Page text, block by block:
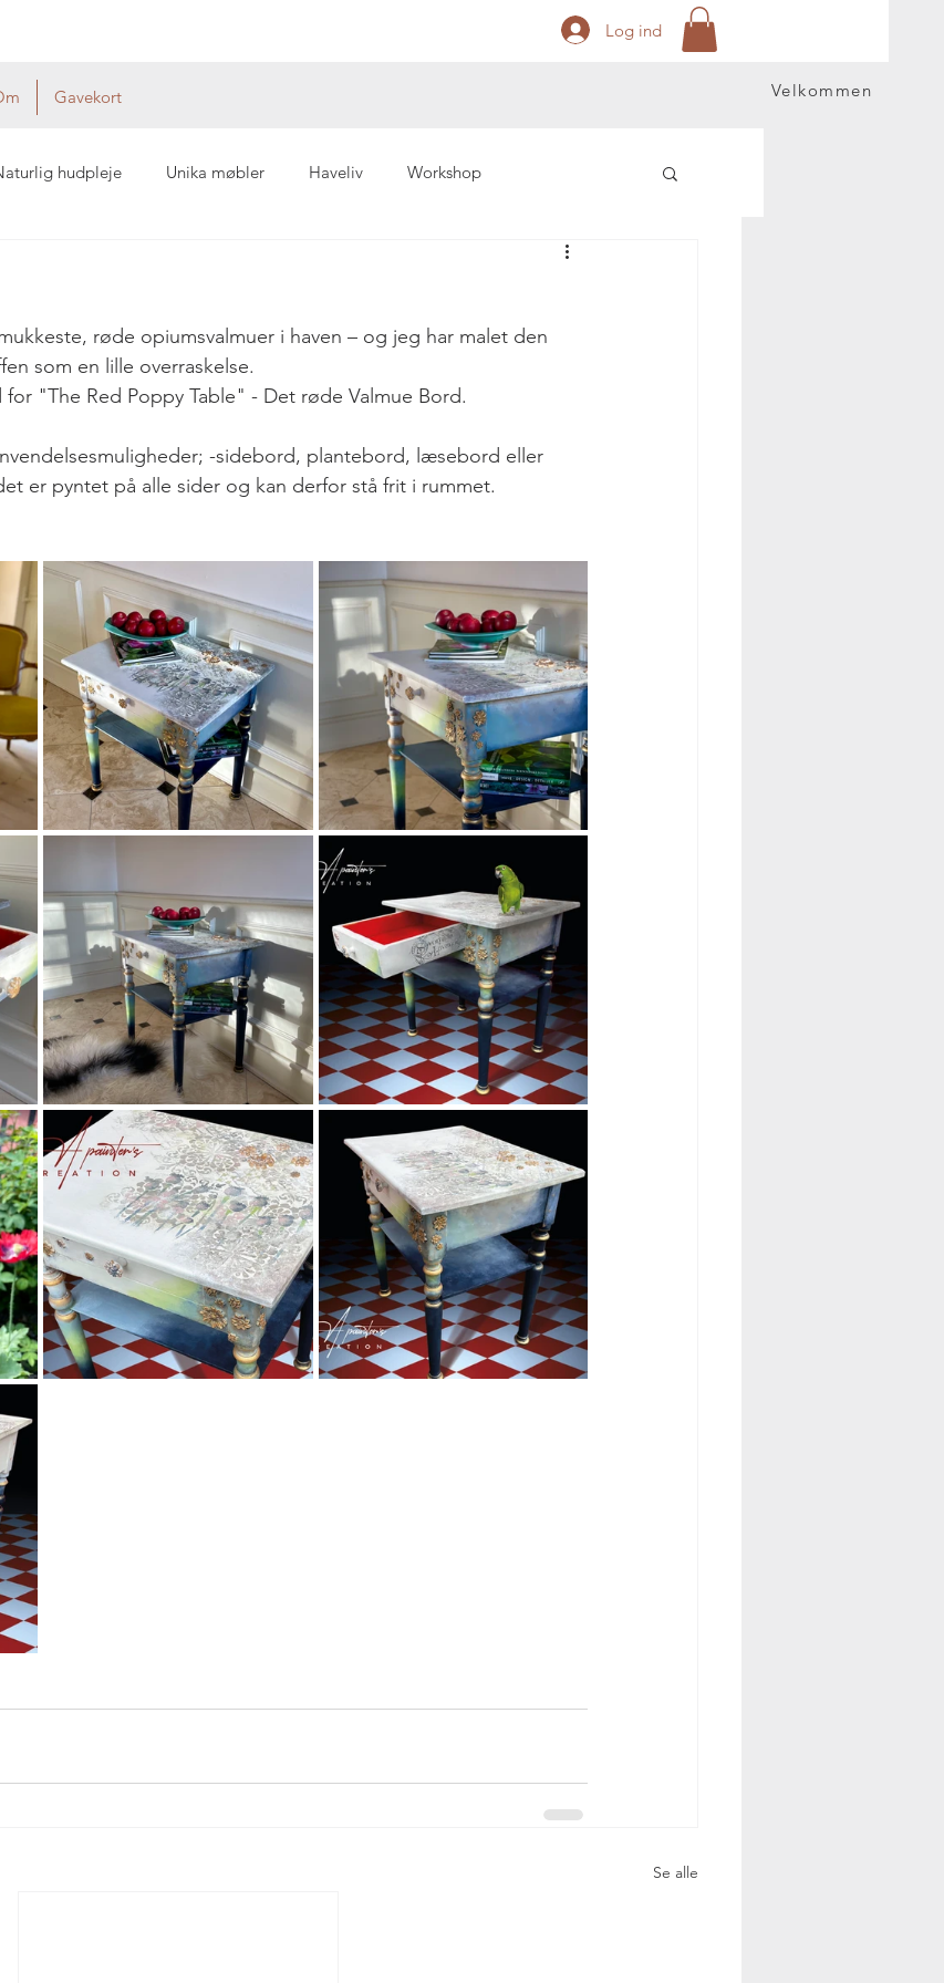
Log ind
Gavekort Velkommen
hudpleje Unika møbler Haveliv Workshop
røde opiumsvalmuer i haven – og jeg har malet den
som en lille overraskelse.
for "The Red Poppy Table" - Det røde Valmue Bord.
-sidebord, plantebord, læsebord eller
er pyntet på alle sider og kan derfor stå frit i rummet.
Se alle